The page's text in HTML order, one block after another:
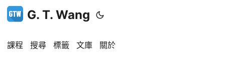
G. T. Wang
課程 搜尋 標籤 文庫 關於